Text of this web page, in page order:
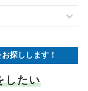
覧
一覧
覧
一覧
覧
覧
一覧
案件一覧
件一覧
探しします！
したい